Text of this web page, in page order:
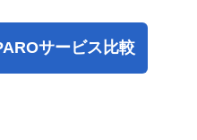
サービス比較